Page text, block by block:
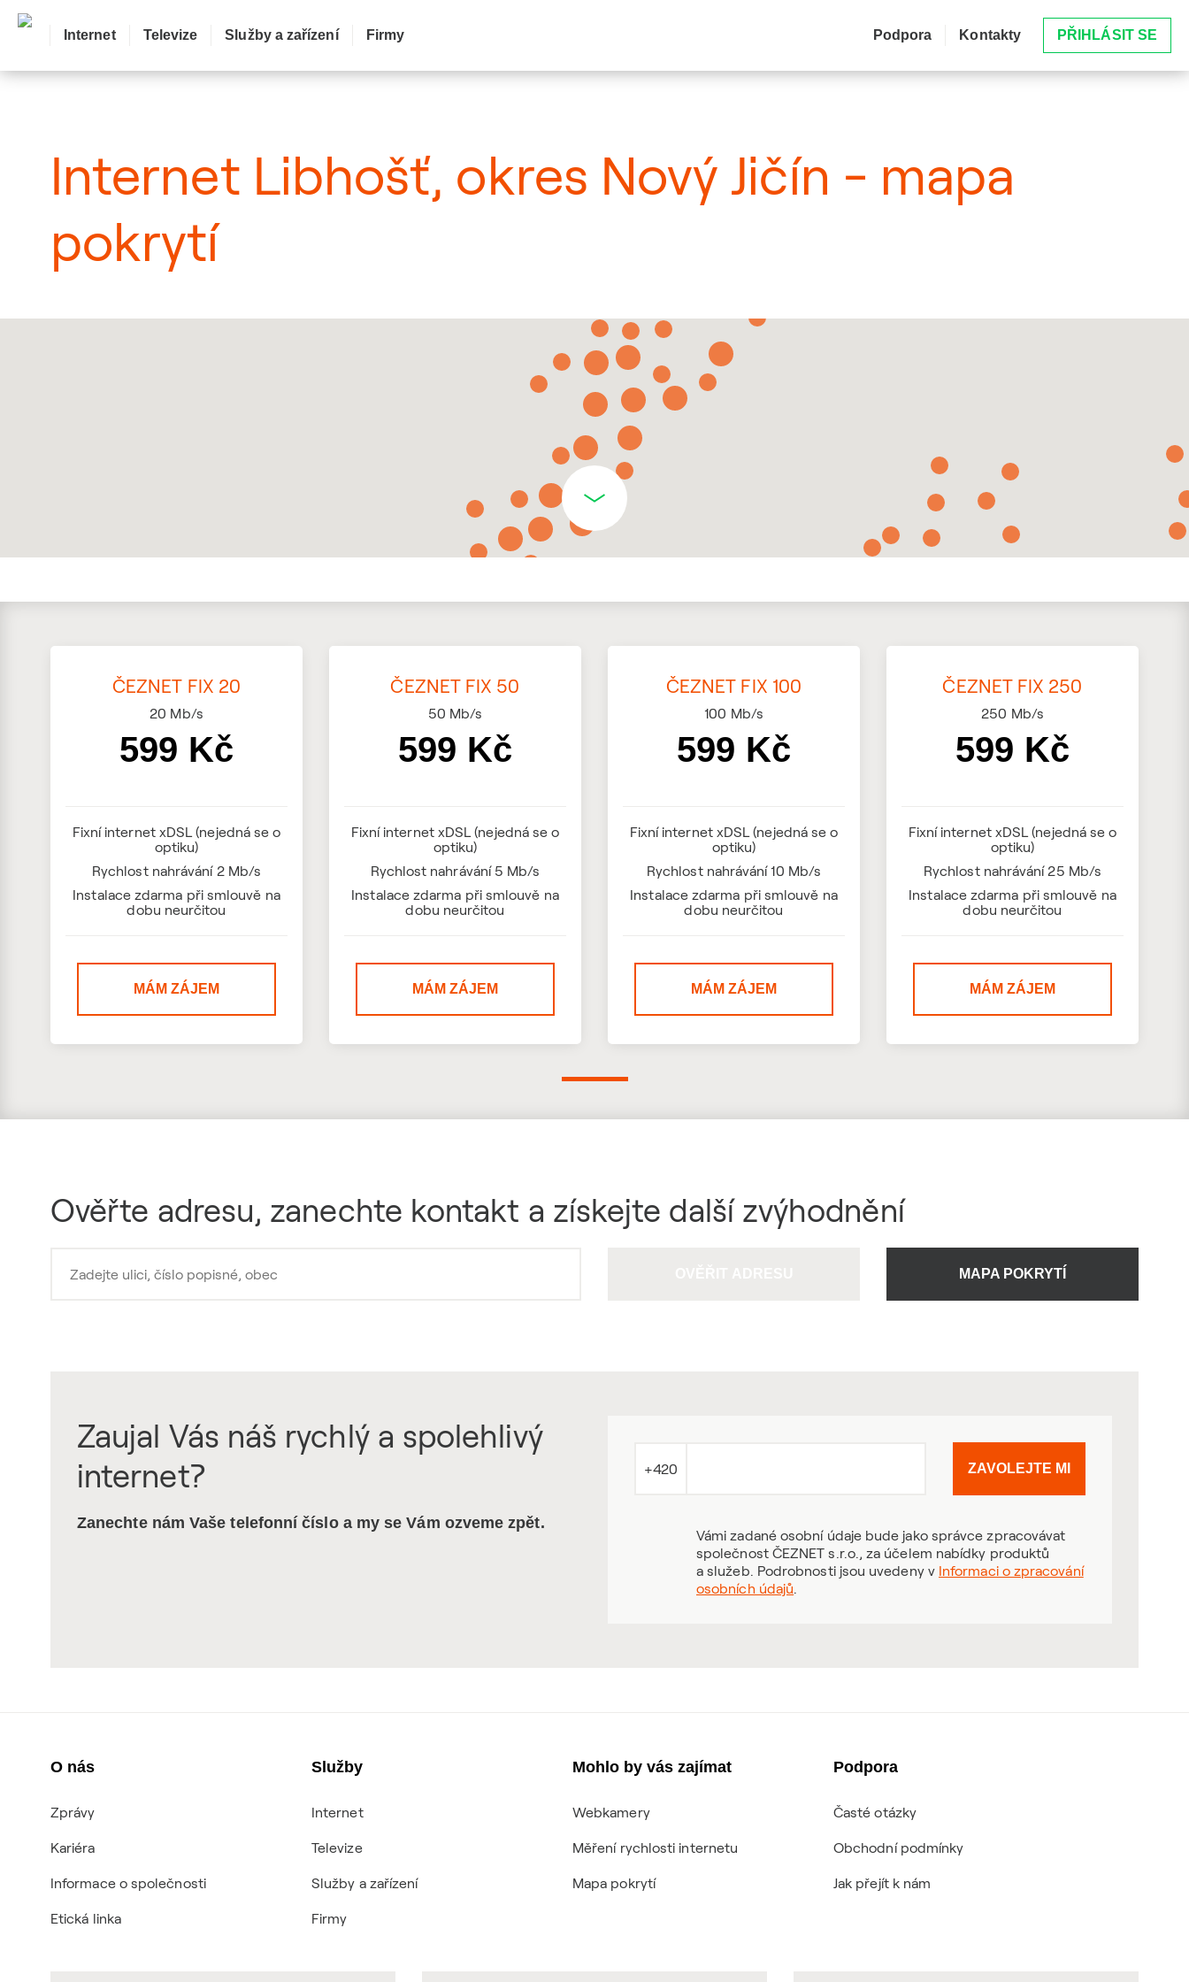
Internet Televize Služby a zařízení Firmy Podpora Kontakty PŘIHLÁSIT SE
Internet Libhošť, okres Nový Jičín - mapa
pokrytí
ČEZNET FIX 20
20 Mb/s
599 Kč
Fixní internet xDSL (nejedná se o
optiku)
Rychlost nahrávání 2 Mb/s
Instalace zdarma při smlouvě na
dobu neurčitou
MÁM ZÁJEM
ČEZNET FIX 50
50 Mb/s
599 Kč
Fixní internet xDSL (nejedná se o
optiku)
Rychlost nahrávání 5 Mb/s
Instalace zdarma při smlouvě na
dobu neurčitou
MÁM ZÁJEM
ČEZNET FIX 100
100 Mb/s
599 Kč
Fixní internet xDSL (nejedná se o
optiku)
Rychlost nahrávání 10 Mb/s
Instalace zdarma při smlouvě na
dobu neurčitou
MÁM ZÁJEM
ČEZNET FIX 250
250 Mb/s
599 Kč
Fixní internet xDSL (nejedná se o
optiku)
Rychlost nahrávání 25 Mb/s
Instalace zdarma při smlouvě na
dobu neurčitou
MÁM ZÁJEM
Ověřte adresu, zanechte kontakt a získejte další zvýhodnění
MAPA POKRYTÍ
Zaujal Vás náš rychlý a spolehlivý
internet?
Zanechte nám Vaše telefonní číslo a my se Vám ozveme zpět.
+420
Vámi zadané osobní údaje bude jako správce zpracovávat
společnost ČEZNET s.r.o., za účelem nabídky produktů
a služeb. Podrobnosti jsou uvedeny v Informaci o zpracování
osobních údajů.
ZAVOLEJTE MI
: Mapa pokrytí město
O nás
Zprávy
Kariéra
Informace o společnosti
Etická linka
Služby
Internet
Televize
Služby a zařízení
Firmy
Mohlo by vás zajímat
Webkamery
Měření rychlosti internetu
Mapa pokrytí
Podpora
Časté otázky
Obchodní podmínky
Jak přejít k nám